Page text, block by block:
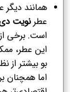
همانند
عطرنویت
است. برخی از
این عطر،
بو بیشتر از
اما همچنان